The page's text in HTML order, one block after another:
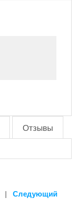
Отзывы
| Следующий